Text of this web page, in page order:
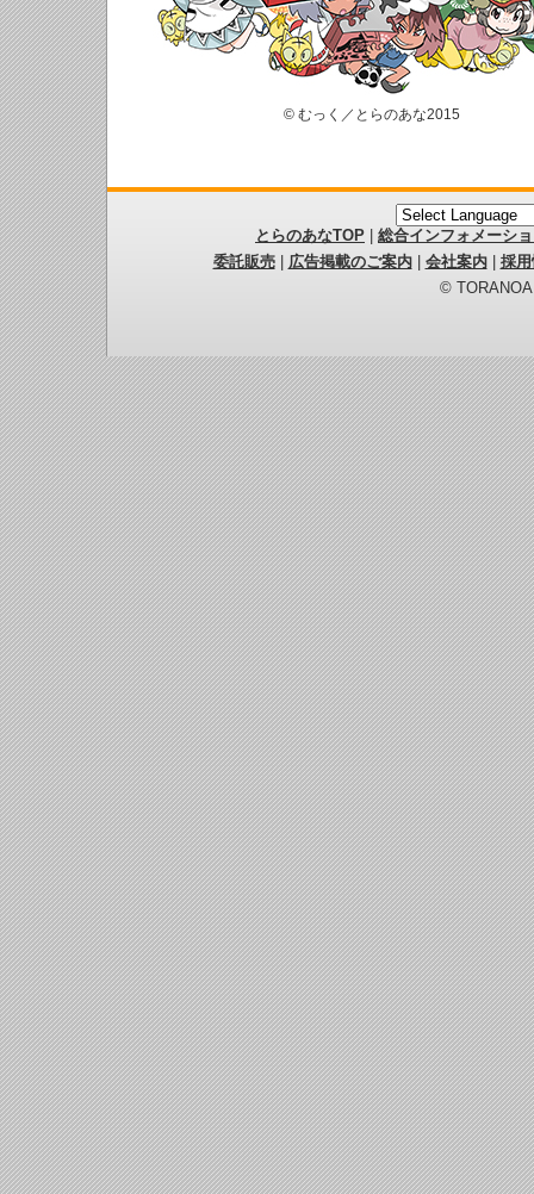
© むっく／とらのあな2015
とらのあなTOP
総合インフォメーシ
委託販売| 広告掲載のご案内| 会社案内| 採
©